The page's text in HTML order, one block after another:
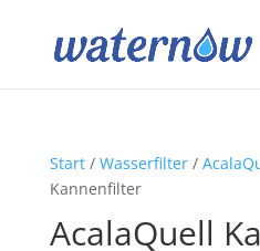
Start/ Wasserfilter/
Kannenfilter
AcalaQuell